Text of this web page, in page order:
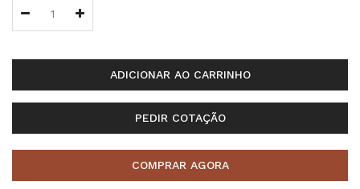
ADICIONAR AO CARRINHO
PEDIR COTAÇÃO
COMPRAR AGORA